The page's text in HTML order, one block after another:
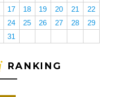
17 18 19 20 21
22
24 25 26 27 28
29
31
RANKING